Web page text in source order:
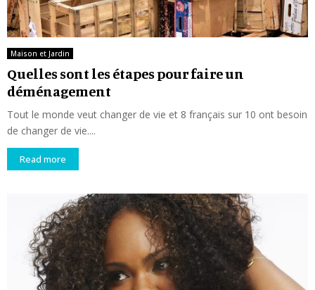
Maison et Jardin
Quelles sont les étapes pour faire un
déménagement
Tout le monde veut changer de vie et 8 français sur 10 ont besoin
de changer de vie....
Read more